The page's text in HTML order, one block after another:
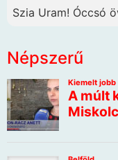
Szia Uram! Óccsó
Népszerű